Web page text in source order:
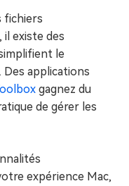
fichiers
existe des
le
Des applications
gagnez du
de gérer les
expérience Mac,